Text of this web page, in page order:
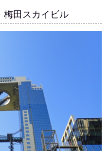
梅田スカイビル